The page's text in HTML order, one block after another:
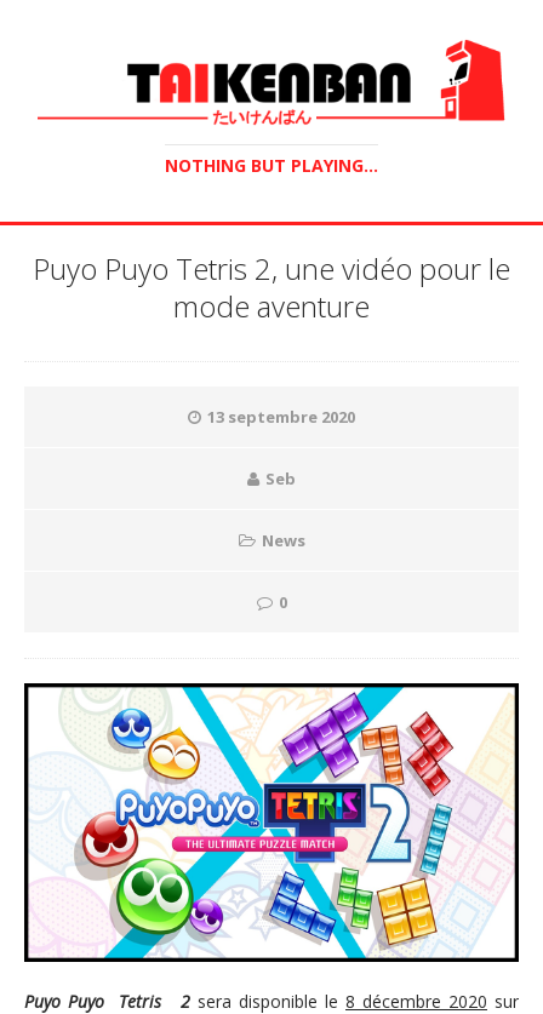
NOTHING BUT PLAYING...
Puyo Puyo Tetris 2, une vidéo pour le
mode aventure
13 septembre 2020
Seb
News
0
Puyo Puyo Tetris 2 sera disponible le 8 décembre 2020 sur